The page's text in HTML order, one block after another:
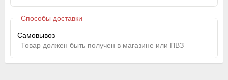
Способы доставки
Самовывоз
Товар должен быть получен в магазине или ПВЗ